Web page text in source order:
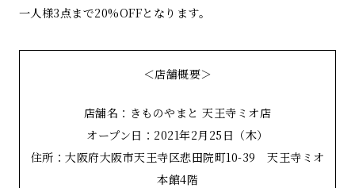
一人様3点まで20%OFFとなります。
＜店舗概要＞
店舗名：きものやまと 天王寺ミオ店
オープン日：2021年2月25日（木）
住所：大阪府大阪市天王寺区悲田院町10-39 天王寺ミオ
本館4階